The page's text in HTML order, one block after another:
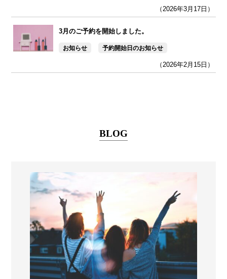
（2026年3月17日）
3月のご予約を開始しました。
お知らせ 予約開始日のお知らせ
（2026年2月15日）
BLOG